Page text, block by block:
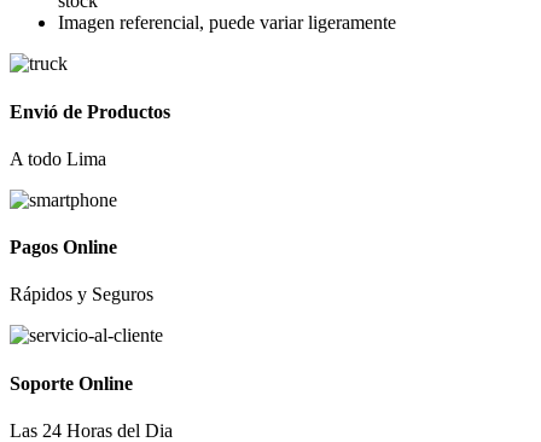
Imagen referencial, puede variar ligeramente
Envió de Productos
A todo Lima
Pagos Online
Rápidos y Seguros
Soporte Online
Las 24 Horas del Dia